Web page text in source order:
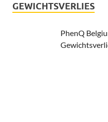
GEWICHTSVERLIES
PhenQ